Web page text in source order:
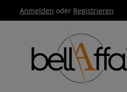
Hauptnavigation springen
Anmelden oder Registrieren